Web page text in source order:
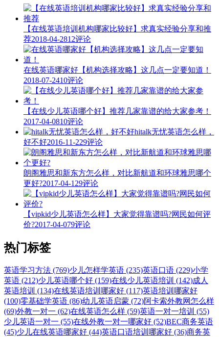
【在线英语培训机构哪家比较好】求真实经验分享和推
荐2018-04-2812评论
在线英语哪家好【机构选择攻略】这几点一定要知道！
2018-07-2410评论
【在线少儿英语哪个好】推荐几家靠谱的给大家参考！
2017-04-0810评论
hitalk无忧英语怎么样，
好不好2016-11-229评论
朗阁雅思和新东方怎么样，对比新航道和环球雅思哪个
更好?2017-04-129评论
【vipkid少儿英语怎么样】大家觉得靠谱吗?网民如何评
价?2017-04-079评论
热门标签
英语学习方法 (769)少儿怎样学英语 (235)英语口语 (229)小学
英语 (212)少儿英语哪个好 (159)在线少儿英语培训 (142)成人
英语培训 (134)在线英语培训哪家好 (117)英语培训哪家好
(100)零基础学英语 (86)幼儿英语启蒙 (72)阿卡索外教网怎么样
(69)外教一对一 (62)在线英语怎么样 (59)英语一对一培训 (55)
少儿英语一对一 (55)在线外教一对一哪家好 (52)BEC商务英语
(45)少儿在线英语哪家好 (44)英语口语培训哪家好 (36)商务英